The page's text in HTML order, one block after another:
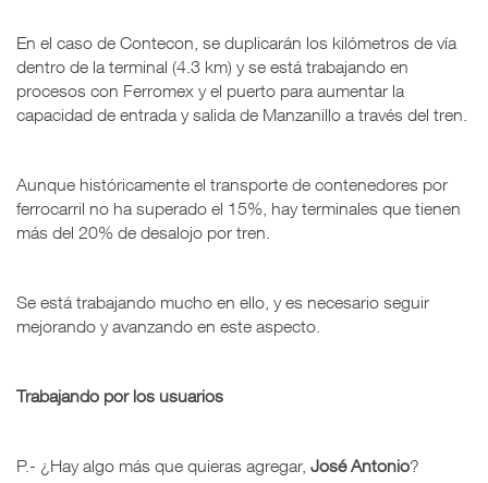
En el caso de Contecon, se duplicarán los kilómetros de vía
dentro de la terminal (4.3 km) y se está trabajando en
procesos con Ferromex y el puerto para aumentar la
capacidad de entrada y salida de Manzanillo a través del tren.
Aunque históricamente el transporte de contenedores por
ferrocarril no ha superado el 15%, hay terminales que tienen
más del 20% de desalojo por tren.
Se está trabajando mucho en ello, y es necesario seguir
mejorando y avanzando en este aspecto.
Trabajando por los usuarios
P.- ¿Hay algo más que quieras agregar, José Antonio?